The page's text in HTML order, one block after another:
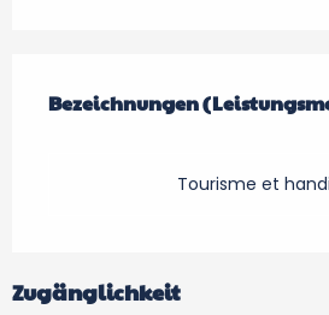
Bezeichnungen
Bezeichnungen
Tourisme et
Zugänglichkeit